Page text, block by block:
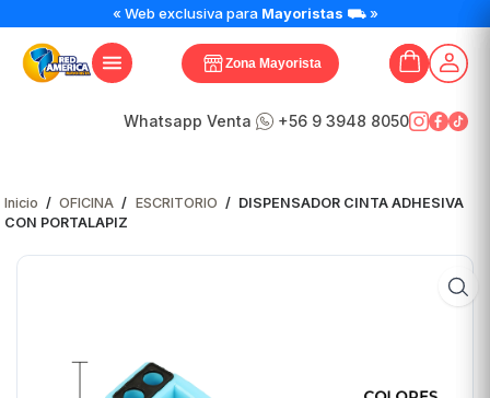
« Web exclusiva para Mayoristas ⛟ »
Zona Mayorista
Whatsapp Venta +56 9 3948 8050
Inicio / OFICINA / ESCRITORIO / DISPENSADOR CINTA ADHESIVA
CON PORTALAPIZ
DISPENSADOR
CINTA
ADHESIVA
CON